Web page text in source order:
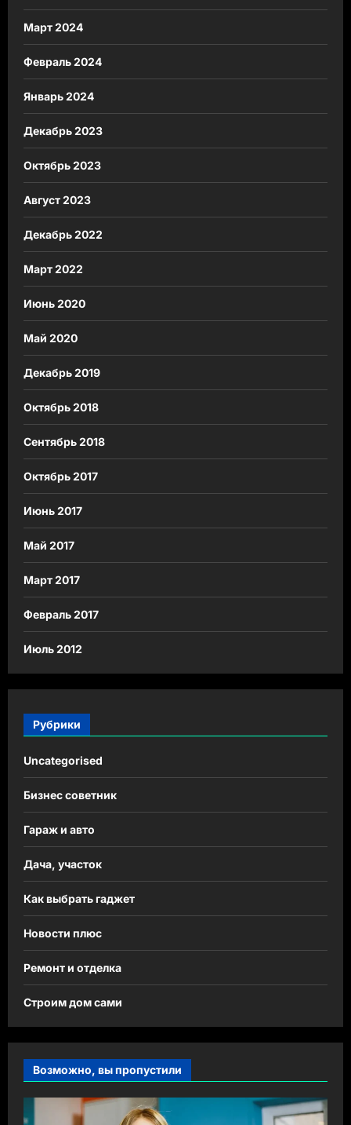
Март 2024
Февраль 2024
Январь 2024
Декабрь 2023
Октябрь 2023
Август 2023
Декабрь 2022
Март 2022
Июнь 2020
Май 2020
Декабрь 2019
Октябрь 2018
Сентябрь 2018
Октябрь 2017
Июнь 2017
Май 2017
Март 2017
Февраль 2017
Июль 2012
Рубрики
Uncategorised
Бизнес советник
Гараж и авто
Дача, участок
Как выбрать гаджет
Новости плюс
Ремонт и отделка
Строим дом сами
Возможно, вы пропустили